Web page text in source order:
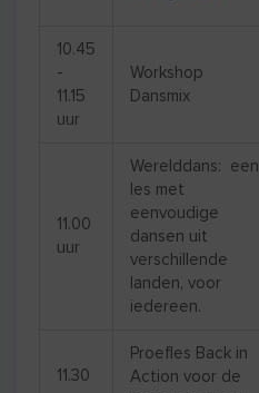
10.45
-
11.15
uur
Workshop
Dansmix
11.00
uur
Werelddans: een
les met
eenvoudige
dansen uit
verschillende
landen, voor
iedereen.
11.30
Proefles Back in
Action voor de